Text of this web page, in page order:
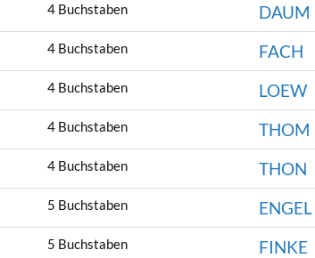
4 Buchstaben
DAUM
4 Buchstaben
FACH
4 Buchstaben
LOEW
4 Buchstaben
THOM
4 Buchstaben
THON
5 Buchstaben
ENGEL
5 Buchstaben
FINKE